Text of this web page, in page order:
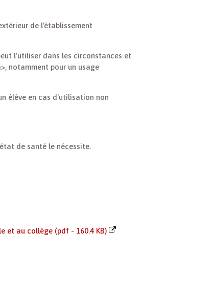
de l'établissement
l'utiliser dans les circonstances et
notamment pour un usage
élève en cas d'utilisation non
de santé le nécessite.
et au collège (pdf - 160.4 KB)